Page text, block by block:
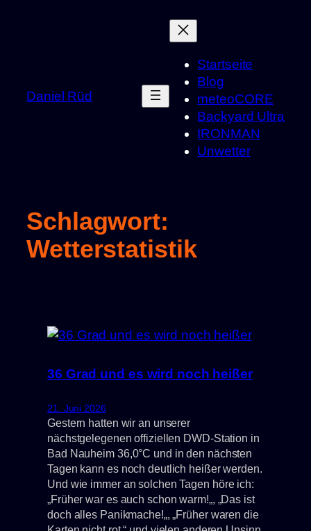
Daniel Rüd
Startseite
Blog
meteoCORE
Backyard Ultra
IRONMAN
Unwetter
Schlagwort:
Wetterstatistik
36 Grad und es wird noch heißer
21. Juni 2026
Gestern hatten wir an unserer
nächstgelegenen offiziellen DWD-Station in
Bad Nauheim 36,0°C und in den nächsten
Tagen kann es noch deutlich heißer werden.
Und wie immer an solchen Tagen höre ich:
„Früher war es auch schon warm!„, „Das ist
doch alles Panikmache!„, „Früher waren die